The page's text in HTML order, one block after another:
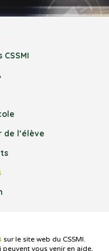
l’élève
sur le site web du CSSMI.
vous venir en aide,